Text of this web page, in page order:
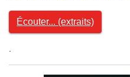
Écouter... (extraits)